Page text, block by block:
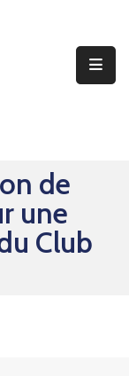
de
une
Club